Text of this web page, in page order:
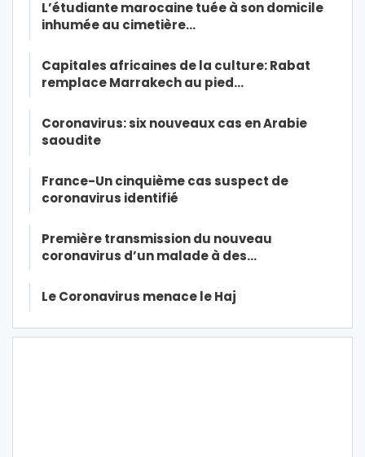
L’étudiante marocaine tuée à son domicile
inhumée au cimetière…
Capitales africaines de la culture: Rabat
remplace Marrakech au pied…
Coronavirus: six nouveaux cas en Arabie
saoudite
France-Un cinquième cas suspect de
coronavirus identifié
Première transmission du nouveau
coronavirus d’un malade à des…
Le Coronavirus menace le Haj